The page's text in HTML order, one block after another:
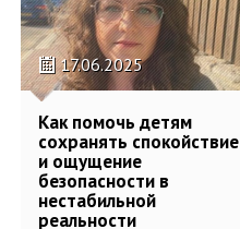
17.06.2025
Как помочь детям
сохранять спокойствие
и ощущение
безопасности в
нестабильной
реальности